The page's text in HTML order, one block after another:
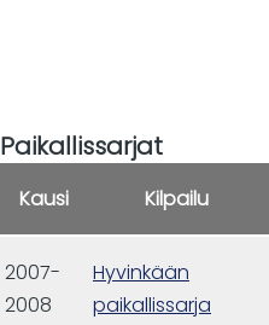
Paikallissarjat
Kausi Kilpailu
2007-
2008
Hyvinkään
paikallissarja